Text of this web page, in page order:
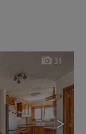
>
31